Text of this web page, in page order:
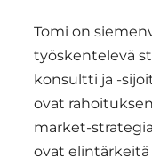
Tomi on
työskentelevä
konsultti ja -
ovat
market-
ovat